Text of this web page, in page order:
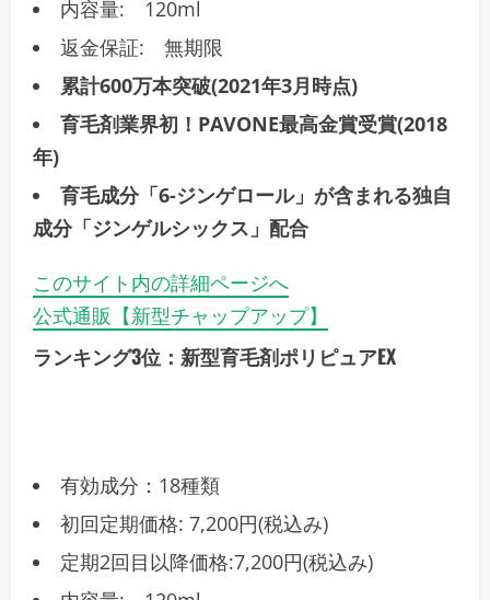
内容量: 120ml
返金保証: 無期限
累計600万本突破(2021年3月時点)
育毛剤業界初！PAVONE最高金賞受賞(2018
年)
育毛成分「6-ジンゲロール」が含まれる独自
成分「ジンゲルシックス」配合
このサイト内の詳細ページへ
公式通販【新型チャップアップ】
ランキング3位：新型育毛剤ポリピュアEX
有効成分：18種類
初回定期価格: 7,200円(税込み)
定期2回目以降価格:7,200円(税込み)